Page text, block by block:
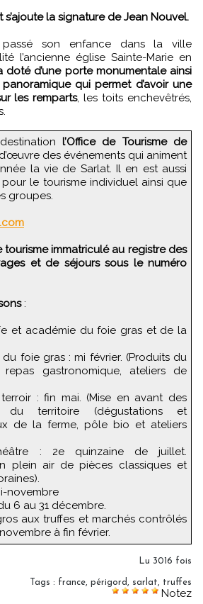
la signature de Jean Nouvel.
passé son enfance dans la ville
l’ancienne église Sainte-Marie en
doté d’une porte monumentale ainsi
panoramique qui permet d’avoir une
les remparts, les toits enchevêtrés,
l’Office de Tourisme de
des événements qui animent
la vie de Sarlat. Il en est aussi
pour le tourisme individuel ainsi que
groupes.
immatriculé au registre des
et de séjours sous le numéro
:
et académie du foie gras et de la
foie gras : mi février. (Produits du
repas gastronomique, ateliers de
: fin mai. (Mise en avant des
du territoire (dégustations et
de la ferme, pôle bio et ateliers
: 2e quinzaine de juillet.
plein air de pièces classiques et
novembre
6 au 31 décembre.
aux truffes et marchés contrôlés
à fin février.
Lu 3016 fois
Tags : france, périgord, sarlat, truffes
Notez